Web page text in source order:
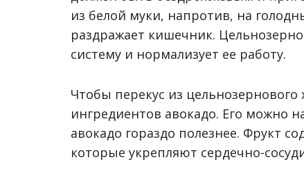
из белой муки, напротив, на
раздражает кишечник.
систему и нормализует ее работу.
Чтобы перекус из цельнозернового
ингредиентов авокадо. Его можно
авокадо гораздо полезнее. Фрукт
которые укрепляют сердечно-